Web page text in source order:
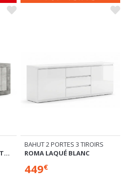
FERRARA OXYDE NOIR/BÉTON
BAHUT 2 PORTES 3 TIROIRS
ROMA LAQUÉ BLANC
449€